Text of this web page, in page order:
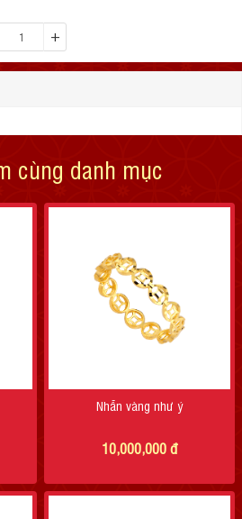
+
cùng danh mục
Nhẫn vàng như ý
10,000,000đ